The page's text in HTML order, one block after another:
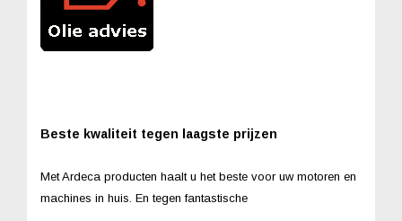
Beste kwaliteit tegen laagste prijzen
Met Ardeca producten haalt u het beste voor uw motoren en
machines in huis. En tegen fantastische